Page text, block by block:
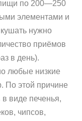
по 200—250
элементами и
нужно
приёмов
в день).
любые низкие
По этой причине
в виде печенья,
чипсов,